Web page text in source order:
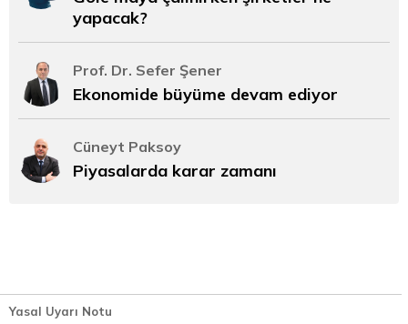
yapacak?
Prof. Dr. Sefer Şener
Ekonomide büyüme devam ediyor
Cüneyt Paksoy
Piyasalarda karar zamanı
Yasal Uyarı Notu